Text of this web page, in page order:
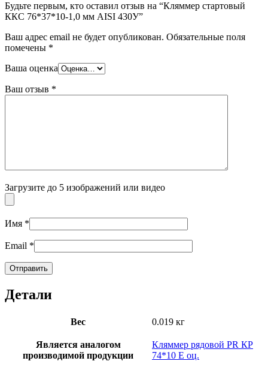
Будьте первым, кто оставил отзыв на “Кляммер стартовый
ККС 76*37*10-1,0 мм AISI 430У”
Ваш адрес email не будет опубликован. Обязательные поля
помечены *
Ваша оценка
Ваш отзыв *
Загрузите до 5 изображений или видео
Имя *
Email *
Детали
Вес 0.019 кг
Является аналогом
производимой продукции
Кляммер рядовой PR КР
74*10 E оц.